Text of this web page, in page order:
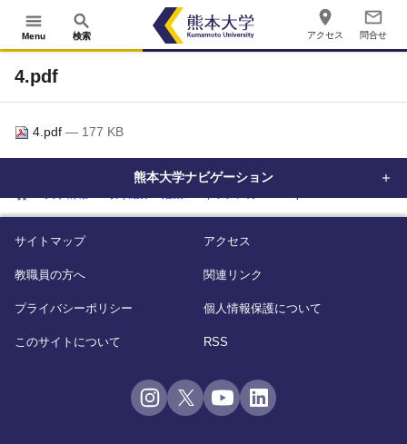
menu
Menu
search
検索
place
アクセス
mail_outline
問合せ
home
4.pdf
4.pdf — 177 KB
熊本大学ナビゲーション
サイトマップ アクセス
教職員の方へ 関連リンク
プライバシーポリシー 個人情報保護について
このサイトについて RSS